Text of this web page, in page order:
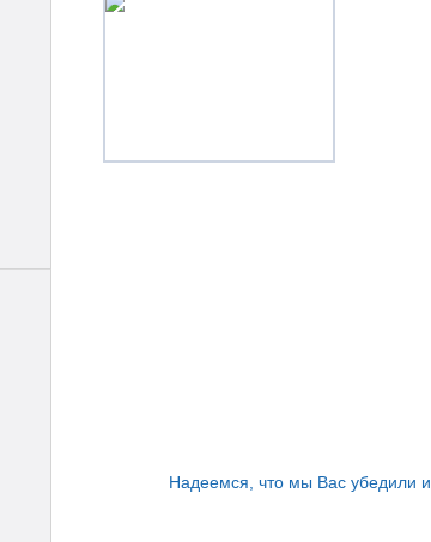
Надеемся, что мы Вас убедили